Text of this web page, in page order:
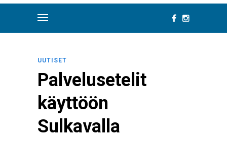
UUTISET
Palvelusetelit
käyttöön
Sulkavalla